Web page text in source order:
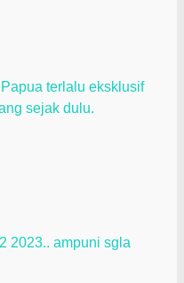
terlalu eksklusif
sejak dulu.
2023.. ampuni sgla